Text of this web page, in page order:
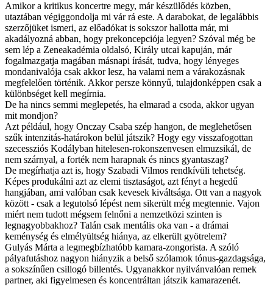
Amikor a kritikus koncertre megy, már készülődés közben,
utaztában végiggondolja mi vár rá este. A darabokat, de legalábbis
szerzőjüket ismeri, az előadókat is sokszor hallotta már, mi
akadályozná abban, hogy prekoncepciója legyen? Szóval még be
sem lép a Zeneakadémia oldalsó, Király utcai kapuján, már
fogalmazgatja magában másnapi írását, tudva, hogy lényeges
mondanivalója csak akkor lesz, ha valami nem a várakozásnak
megfelelően történik. Akkor persze könnyű, tulajdonképpen csak a
különbséget kell megírnia.
De ha nincs semmi meglepetés, ha elmarad a csoda, akkor ugyan
mit mondjon?
Azt például, hogy Onczay Csaba szép hangon, de meglehetősen
szűk intenzitás-határokon belül játszik? Hogy egy visszafogottan
szecessziós Kodályban hitelesen-rokonszenvesen elmuzsikál, de
nem szárnyal, a forték nem harapnak és nincs gyantaszag?
De megírhatja azt is, hogy Szabadi Vilmos rendkívüli tehetség.
Képes produkálni azt az elemi tisztaságot, azt fényt a hegedű
hangjában, ami valóban csak kevesek kiváltsága. Ott van a nagyok
között - csak a legutolsó lépést nem sikerült még megtennie. Vajon
miért nem tudott mégsem felnőni a nemzetközi szinten is
legnagyobbakhoz? Talán csak mentális oka van - a drámai
keménység és elmélyültség hiánya, az elkerült gyötrelem?
Gulyás Márta a legmegbízhatóbb kamara-zongorista. A szóló
pályafutáshoz nagyon hiányzik a belső szólamok tónus-gazdagsága,
a sokszínűen csillogó billentés. Ugyanakkor nyilvánvalóan remek
partner, aki figyelmesen és koncentráltan játszik kamarazenét.